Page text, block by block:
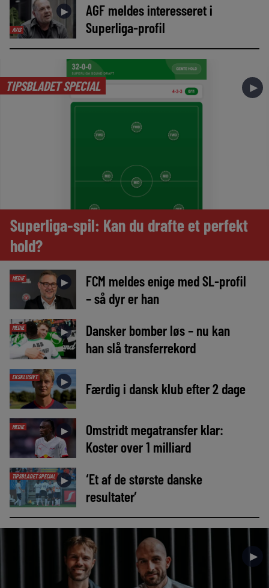
AVIS
►
AGF meldes interesseret i
Superliga-profil
TIPSBLADET SPECIAL ►
Superliga-spil: Kan du drafte et perfekt
hold?
MEDIE ►
FCM meldes enige med SL-profil
– så dyr er han
MEDIE ►
Dansker bomber løs – nu kan
han slå transferrekord
EKSKLUSIVT ► Færdig i dansk klub efter 2 dage
MEDIE ►
Omstridt megatransfer klar:
Koster over 1 milliard
TIPSBLADET SPECIAL ►
‘Et af de største danske
resultater’
►